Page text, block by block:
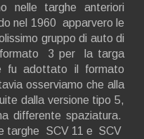
nelle targhe anteriori
nel 1960 apparvero le
gruppo di auto di
formato 3 per la targa
fu adottato il formato
osserviamo che alla
dalla versione tipo 5,
differente spaziatura.
targhe SCV 11 e SCV